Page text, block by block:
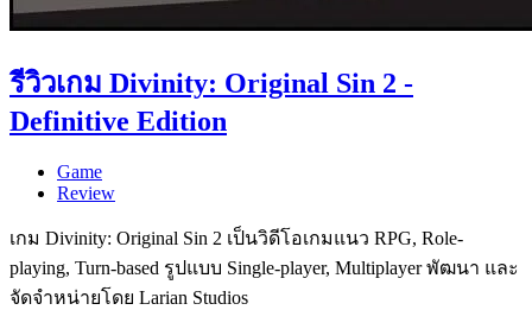
รีวิวเกม Divinity: Original Sin 2 -
Definitive Edition
Game
Review
เกม Divinity: Original Sin 2 เป็นวิดีโอเกมแนว RPG, Role-
playing, Turn-based รูปแบบ Single-player, Multiplayer พัฒนา และ
จัดจำหน่ายโดย Larian Studios